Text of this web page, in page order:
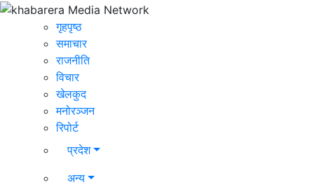
गृहपृष्ठ
समाचार
राजनीति
विचार
खेलकुद
मनोरञ्जन
रिपोर्ट
प्रदेश
अन्य